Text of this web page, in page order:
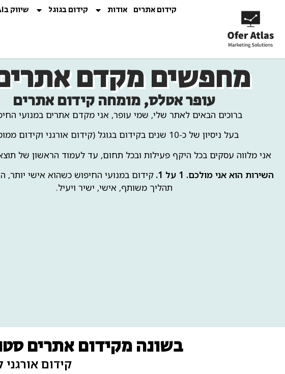
קידום אתרים אודות קידום בגוגל שיווק בAI
מחפשים מקדם
עופר אטלס, מומחה קידום אתרים
ברוכים הבאים לאתר שלי, שמי עופר, אני מקדם אתרים במנועי
בעל ניסיון של כ-10 שנים בקידום בגוגל (קידום אורגני וקידום ממומן).
אני מלווה עסקים בכל היקף פעילות ובכל תחום, עד לעמוד הראשון של
השירות הוא אני מולכם. 1 על 1.
קידום במנועי החיפוש כשהוא אישי יותר,
תהליך משותף, אישי, ישיר ויעיל.
בשונה מקידום אתרים
קידום